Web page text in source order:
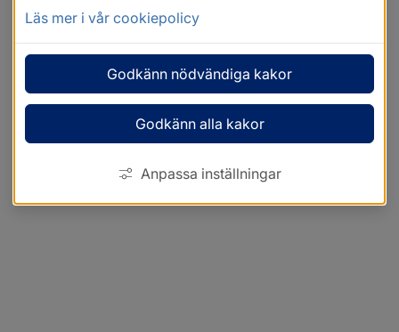
Läs mer i vår cookiepolicy
Godkänn nödvändiga kakor
Godkänn alla kakor
Anpassa inställningar